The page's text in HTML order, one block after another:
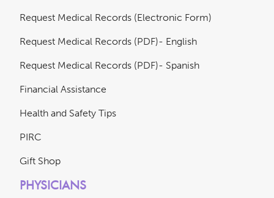
Request Medical Records (Electronic Form)
Request Medical Records (PDF)- English
Request Medical Records (PDF)- Spanish
Financial Assistance
Health and Safety Tips
PIRC
Gift Shop
PHYSICIANS